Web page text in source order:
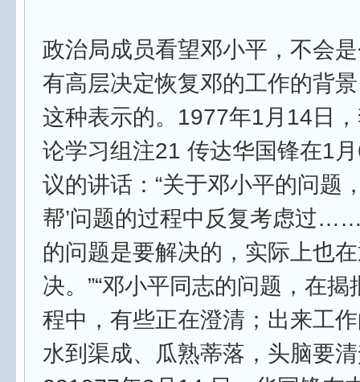
政治局成员看望邓小平，不会
有高层决定恢复邓的工作的背
这种表示的。1977年1月14日
论学习组注21 传达华国锋在1
议的讲话：“关于邓小平的问题
帮’问题的过程中反复考虑过
的问题是要解决的，实际上也
决。”“邓小平同志的问题，在揭
程中，有些正在澄清；出来工
水到渠成、瓜熟蒂落，头脑要清